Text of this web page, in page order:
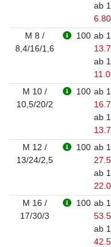
ab
M 8 /
8,4/16/1,6
100 ab
ab
M 10 /
10,5/20/2
100 ab
ab
M 12 /
13/24/2,5
100 ab
ab
M 16 /
17/30/3
100 ab
ab